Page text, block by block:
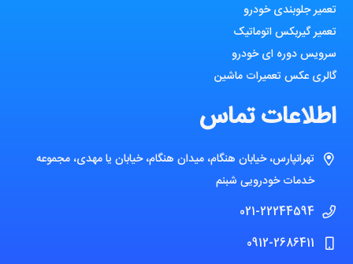
تعمیر جلوبندی خودرو
تعمیر گیربکس اتوماتیک
سرویس دوره ای خودرو
گالری عکس تعمیرات ماشین
اطلاعات تماس
تهرانپارس، خیابان هنگام، میدان هنگام، خیابان یا مهدی، مجموعه
خدمات خودرویی شبنم
021-22244594
0912-2686411